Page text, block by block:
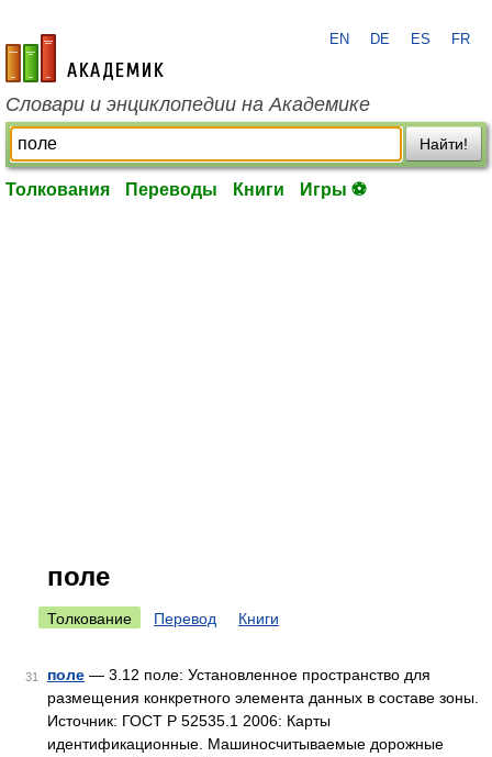
academic.ru
EN DE ES FR
Словари и энциклопедии на Академике
Найти!
Толкования Переводы Книги Игры ⚽
поле
Толкование Перевод Книги
31 поле — 3.12 поле: Установленное пространство для
размещения конкретного элемента данных в составе зоны.
Источник: ГОСТ Р 52535.1 2006: Карты
идентификационные. Машиносчитываемые дорожные